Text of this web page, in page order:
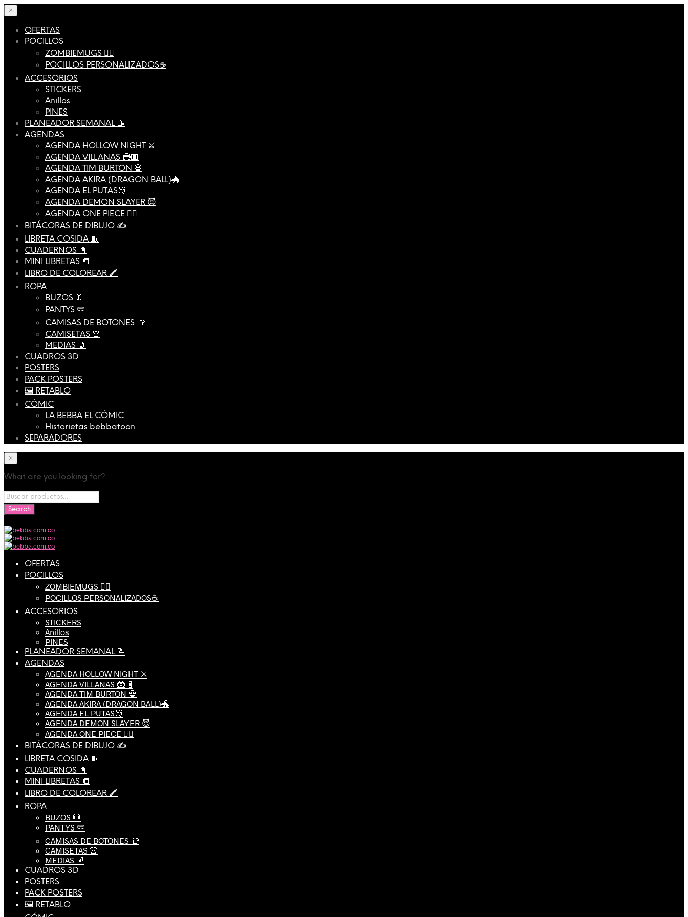
×
OFERTAS
POCILLOS
ZOMBIEMUGS 🧟‍♂️
POCILLOS PERSONALIZADOS☕️
ACCESORIOS
STICKERS
Anillos
PINES
PLANEADOR SEMANAL 📝
AGENDAS
AGENDA HOLLOW NIGHT ⚔️
AGENDA VILLANAS 🦹🏼
AGENDA TIM BURTON 💀
AGENDA AKIRA (DRAGON BALL)🐲
AGENDA EL PUTAS👹
AGENDA DEMON SLAYER 😈
AGENDA ONE PIECE 🏴‍☠️
BITÁCORAS DE DIBUJO ✍️
LIBRETA COSIDA 🧵
CUADERNOS 📓
MINI LIBRETAS 📒
LIBRO DE COLOREAR 🖍️
ROPA
BUZOS 🧥
PANTYS 🩲
CAMISAS DE BOTONES 👕
CAMISETAS 👚
MEDIAS 🧦
CUADROS 3D
POSTERS
PACK POSTERS
🖼️ RETABLO
CÓMIC
LA BEBBA EL CÓMIC
Historietas bebbatoon
SEPARADORES
×
What are you looking for?
OFERTAS
POCILLOS
ZOMBIEMUGS 🧟‍♂️
POCILLOS PERSONALIZADOS☕️
ACCESORIOS
STICKERS
Anillos
PINES
PLANEADOR SEMANAL 📝
AGENDAS
AGENDA HOLLOW NIGHT ⚔️
AGENDA VILLANAS 🦹🏼
AGENDA TIM BURTON 💀
AGENDA AKIRA (DRAGON BALL)🐲
AGENDA EL PUTAS👹
AGENDA DEMON SLAYER 😈
AGENDA ONE PIECE 🏴‍☠️
BITÁCORAS DE DIBUJO ✍️
LIBRETA COSIDA 🧵
CUADERNOS 📓
MINI LIBRETAS 📒
LIBRO DE COLOREAR 🖍️
ROPA
BUZOS 🧥
PANTYS 🩲
CAMISAS DE BOTONES 👕
CAMISETAS 👚
MEDIAS 🧦
CUADROS 3D
POSTERS
PACK POSTERS
🖼️ RETABLO